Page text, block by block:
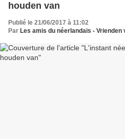
houden van
Publié le 21/06/2017 à 11:02
Par Les amis du néerlandais - Vrienden